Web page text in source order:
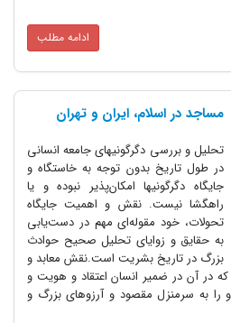
ادامه مطلب
مساجد در اسلام، ایران و تهران
تحلیل و بررسی دگرگونیهای جامعه انسانی
در طول تاریخ بدون توجه به خاستگاه و
جایگاه دگرگونیها امکان‌پذیر نبوده و یا
راهگشا نیست. نقش و اهمیت جایگاه
تحولات، خود مقوله‌ای مهم در دست‌یابی
به حقایق و زوایای تحلیل صحیح حوادث
بزرگ در تاریخ بشریت است.نقش معابد و
در آن در ضمیر انسان اعتقاد و هویت و
به سرمنزل مقصود و آرزوهای بزرگ و